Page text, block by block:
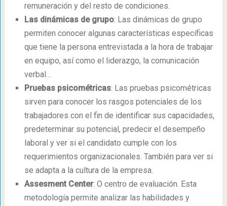
remuneración y del resto de condiciones.
Las dinámicas de grupo: Las dinámicas de grupo
permiten conocer algunas características específicas
que tiene la persona entrevistada a la hora de trabajar
en equipo, así como el liderazgo, la comunicación
verbal…
Pruebas psicométricas: Las pruebas psicométricas
sirven para conocer los rasgos potenciales de los
trabajadores con el fin de identificar sus capacidades,
predeterminar su potencial, predecir el desempeño
laboral y ver si el candidato cumple con los
requerimientos organizacionales. También para ver si
se adapta a la cultura de la empresa.
Assesment Center: O centro de evaluación. Esta
metodología permite analizar las habilidades y